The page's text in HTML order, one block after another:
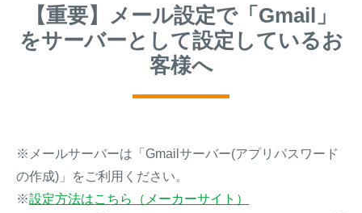
【重要】メール設定で「Gmail」
をサーバーとして設定しているお
客様へ
※メールサーバーは「Gmailサーバー(アプリパスワード
の作成)」をご利用ください。
※設定方法はこちら（メーカーサイト）